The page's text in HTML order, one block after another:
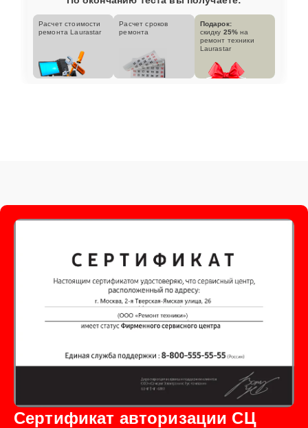
Расчет стоимости
ремонта Laurastar
Расчет сроков
ремонта
Подарок:
скидку 25% на
ремонт техники
Laurastar
Сертификат авторизации СЦ